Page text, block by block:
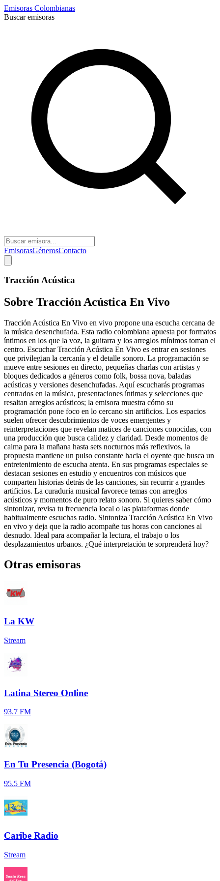
Emisoras Colombianas
Buscar emisoras
EmisorasGénerosContacto
Tracción Acústica
Sobre Tracción Acústica En Vivo
Tracción Acústica En Vivo en vivo propone una escucha cercana de
la música desenchufada. Esta radio colombiana apuesta por formatos
íntimos en los que la voz, la guitarra y los arreglos mínimos toman el
centro. Escuchar Tracción Acústica En Vivo es entrar en sesiones
que privilegian la cercanía y el detalle sonoro. La programación se
mueve entre sesiones en directo, pequeñas charlas con artistas y
bloques dedicados a géneros como folk, bossa nova, baladas
acústicas y versiones desenchufadas. Aquí escucharás programas
centrados en la música, presentaciones íntimas y selecciones que
resaltan arreglos acústicos; la emisora muestra cómo su
programación pone foco en lo cercano sin artificios. Los espacios
suelen ofrecer descubrimientos de voces emergentes y
reinterpretaciones que revelan matices de canciones conocidas, con
una producción que busca calidez y claridad. Desde momentos de
calma para la mañana hasta sets nocturnos más reflexivos, la
propuesta mantiene un pulso constante hacia el oyente que busca un
entretenimiento de escucha atenta. En sus programas especiales se
destacan sesiones en estudio y encuentros con músicos que
comparten historias detrás de las canciones, sin recurrir a grandes
artificios. La curaduría musical favorece temas con arreglos
acústicos y momentos de puro relato sonoro. Si quieres saber cómo
sintonizar, revisa tu frecuencia local o las plataformas donde
habitualmente escuchas radio. Sintoniza Tracción Acústica En Vivo
en vivo y deja que la radio acompañe tus horas con canciones al
desnudo. Ideal para acompañar la lectura, el trabajo o los
desplazamientos urbanos. ¿Qué interpretación te sorprenderá hoy?
Otras emisoras
La KW
Stream
Latina Stereo Online
93.7 FM
En Tu Presencia (Bogotá)
95.5 FM
Caribe Radio
Stream